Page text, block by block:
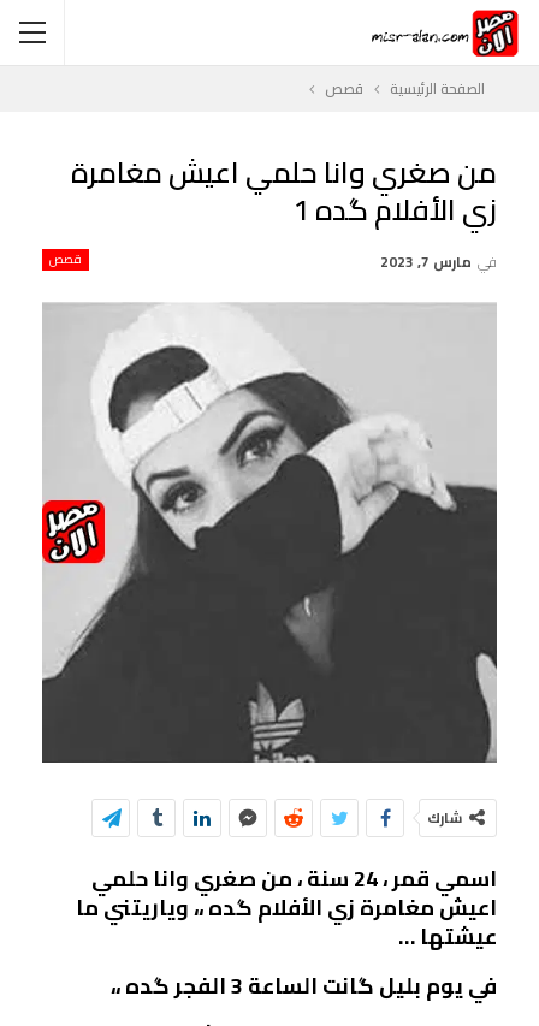
الصفحة الرئيسية قصص
من صغري وانا حلمي اعيش مغامرة
زي الأفلام گده 1
قصص في مارس 7, 2023
شارك
اسمي قمر ، 24 سنة ، من صغري وانا حلمي
اعيش مغامرة زي الأفلام گده ،، وياريتني ما
عيشتها …
في يوم بليل گانت الساعة 3 الفجر گده ،،